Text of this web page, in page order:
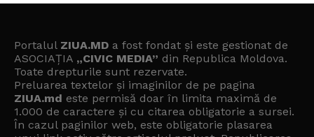
Portalul ZIUA.MD a fost fondat și este gestionat de
ASOCIAȚIA „CIVIC MEDIA” din Republica Moldova.
Toate drepturile sunt rezervate.
Preluarea textelor și imaginilor de pe pagina
ZIUA.md este permisă doar în limita maximă de
1.000 de caractere și cu citarea obligatorie a sursei.
În cazul paginilor web, este obligatorie plasarea